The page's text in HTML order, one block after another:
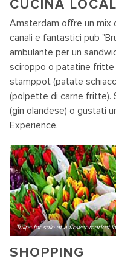
CUCINA
Amsterdam offre un mix
canali e fantastici pub
ambulante per un
sciroppo o patatine fritte
stamppot (patate
(polpette di carne fritte).
(gin olandese) o gustati
Experience.
Tulips for sale at a flower market
SHOPPING